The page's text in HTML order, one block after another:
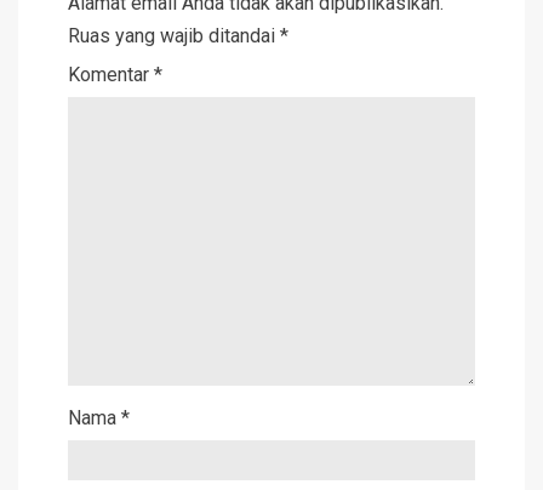
Ruas yang wajib ditandai *
Komentar *
Nama *